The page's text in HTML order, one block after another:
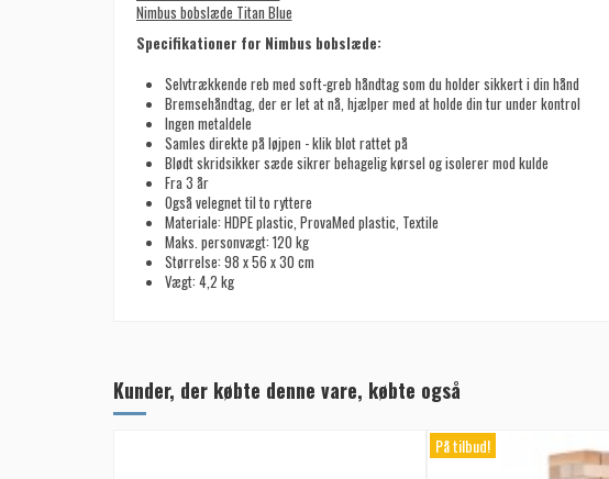
Nimbus bobslæde Titan Blue
Specifikationer for Nimbus bobslæde:
Selvtrækkende reb med soft-greb håndtag som du holder sikkert i din hånd
Bremsehåndtag, der er let at nå, hjælper med at holde din tur under kontrol
Ingen metaldele
Samles direkte på løjpen - klik blot rattet på
Blødt skridsikker sæde sikrer behagelig kørsel og isolerer mod kulde
Fra 3 år
Også velegnet til to ryttere
Materiale: HDPE plastic, ProvaMed plastic, Textile
Maks. personvægt: 120 kg
Størrelse: 98 x 56 x 30 cm
Vægt: 4,2 kg
Kunder, der købte denne vare, købte også
På tilbud!